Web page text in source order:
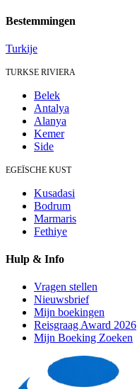
Bestemmingen
Turkije
TURKSE RIVIERA
Belek
Antalya
Alanya
Kemer
Side
EGEÏSCHE KUST
Kusadasi
Bodrum
Marmaris
Fethiye
Hulp & Info
Vragen stellen
Nieuwsbrief
Mijn boekingen
Reisgraag Award 2026
Mijn Boeking Zoeken